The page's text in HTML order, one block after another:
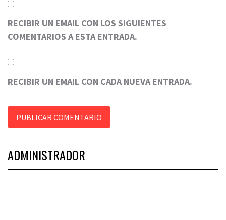
RECIBIR UN EMAIL CON LOS SIGUIENTES
COMENTARIOS A ESTA ENTRADA.
RECIBIR UN EMAIL CON CADA NUEVA ENTRADA.
ADMINISTRADOR